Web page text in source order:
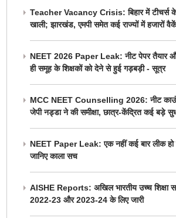
Teacher Vacancy Crisis: बिहार में टीचर्स
खाली; झारखंड, एमपी समेत कई राज्यों में हजारों
NEET 2026 Paper Leak: नीट पेपर तैयार
ही समूह के शिक्षकों को देने से हुई गड़बड़ी - सूत्र
MCC NEET Counselling 2026: नीट
जेपी नड्डा ने की समीक्षा, छात्र-केंद्रित कई बड़े
NEET Paper Leak: एक नहीं कई बार लीक हो
जानिए काला सच
AISHE Reports: अखिल भारतीय उच्च शिक्षा
2022-23 और 2023-24 के लिए जारी